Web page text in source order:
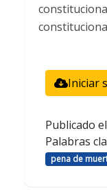
Iniciar
Publicado el
Palabras
pena de